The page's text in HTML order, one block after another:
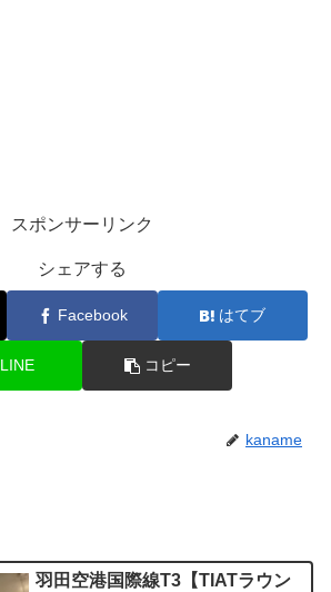
スポンサーリンク
シェアする
Facebook はてブ
LINE コピー
kaname
羽田空港国際線T3【TIATラウン